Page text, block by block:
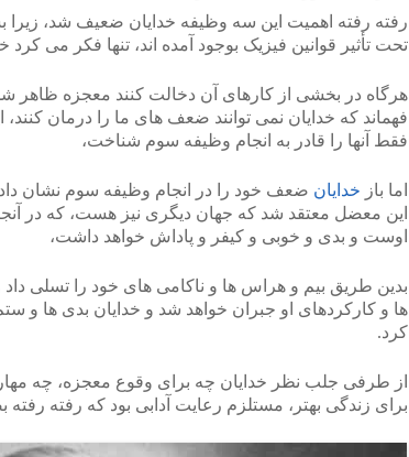
رفته رفته اهمیت این سه وظیفه خدایان ضعیف شد، زیرا
تحت تأثیر قوانین فیزیک بوجود آمده اند، تنها فکر می کرد
هرگاه در بخشی از کارهای آن دخالت کنند معجزه
فهماند که خدایان نمی توانند ضعف های ما را درمان
فقط آنها را قادر به انجام وظیفه سوم شناخت،
اما باز خدایان ضعف خود را در انجام وظیفه سوم نشان
این معضل معتقد شد که جهان دیگری نیز هست، که در
اوست و بدی و خوبی و کیفر و پاداش خواهد داشت،
بدین طریق بیم و هراس ها و ناکامی های خود را تسلی
ها و کارکردهای او جبران خواهد شد و خدایان بدی ها و
کرد.
از طرفی جلب نظر خدایان چه برای وقوع معجزه، چه
برای زندگی بهتر، مستلزم رعایت آدابی بود که رفته رفته